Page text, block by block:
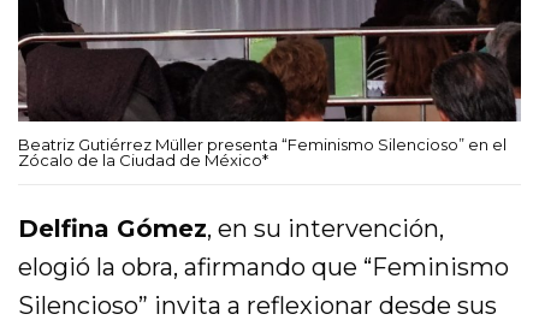
Beatriz Gutiérrez Müller presenta “Feminismo Silencioso” en el
Zócalo de la Ciudad de México*
Delfina Gómez, en su intervención,
elogió la obra, afirmando que “Feminismo
Silencioso” invita a reflexionar desde sus